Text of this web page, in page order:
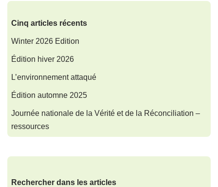
Cinq articles récents
Winter 2026 Edition
Édition hiver 2026
L’environnement attaqué
Édition automne 2025
Journée nationale de la Vérité et de la Réconciliation –
ressources
Rechercher dans les articles